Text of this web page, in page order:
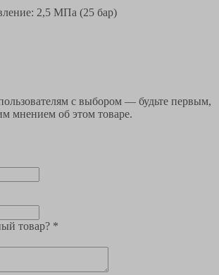
2,5 МПа (25 бар)
с выбором — будьте первым,
мнением об этом товаре.
товар? *